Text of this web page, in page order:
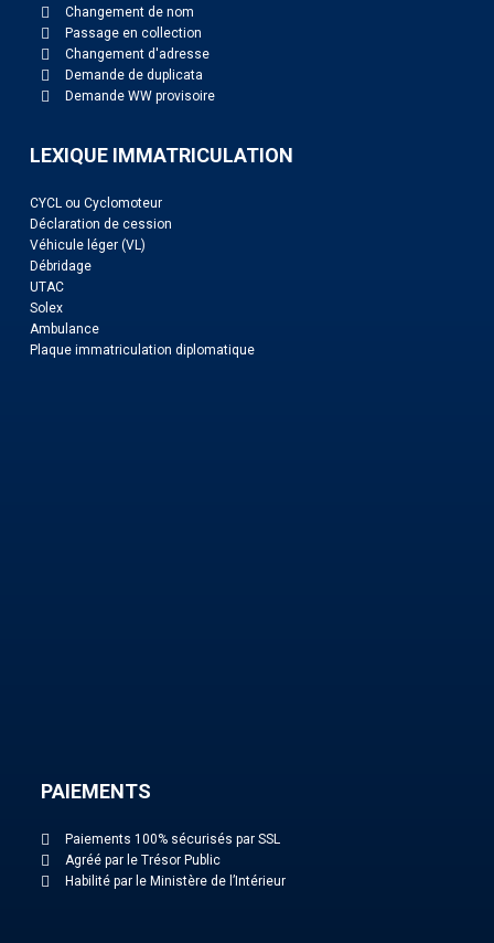
Changement de nom
Passage en collection
Changement d'adresse
Demande de duplicata
Demande WW provisoire
LEXIQUE IMMATRICULATION
CYCL ou Cyclomoteur
Déclaration de cession
Véhicule léger (VL)
Débridage
UTAC
Solex
Ambulance
Plaque immatriculation diplomatique
PAIEMENTS
Paiements 100% sécurisés par SSL
Agréé par le Trésor Public
Habilité par le Ministère de l’Intérieur